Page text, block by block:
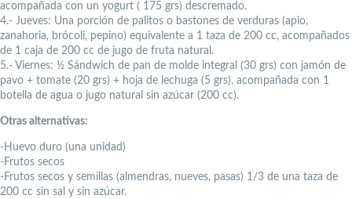
acompañada con un yogurt ( 175 grs) descremado.
4.- Jueves: Una porción de palitos o bastones de verduras (apio,
zanahoria, brócoli, pepino) equivalente a 1 taza de 200 cc, acompañados
de 1 caja de 200 cc de jugo de fruta natural.
5.- Viernes: ½ Sándwich de pan de molde integral (30 grs) con jamón de
pavo + tomate (20 grs) + hoja de lechuga (5 grs), acompañada con 1
botella de agua o jugo natural sin azúcar (200 cc).
Otras alternativas:
-Huevo duro (una unidad)
-Frutos secos
-Frutos secos y semillas (almendras, nueves, pasas) 1/3 de una taza de
200 cc sin sal y sin azúcar.